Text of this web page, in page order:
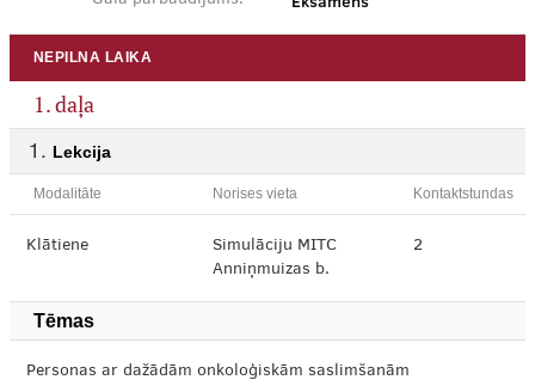
NEPILNA LAIKA
1. daļa
Lekcija
Modalitāte Norises vieta Kontaktstundas
Klātiene
Simulāciju MITC
Anniņmuizas b.
2
Tēmas
Personas ar dažādām onkoloģiskām saslimšanām